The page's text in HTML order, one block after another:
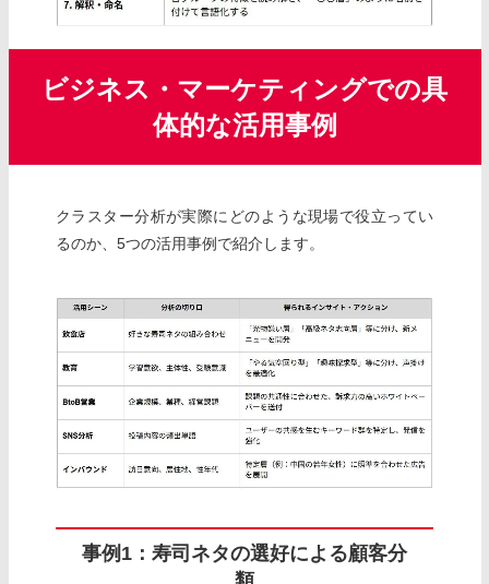
ビジネス・マーケティングでの具
体的な活用事例
クラスター分析が実際にどのような現場で役立ってい
るのか、5つの活用事例で紹介します。
事例1：寿司ネタの選好による顧客分